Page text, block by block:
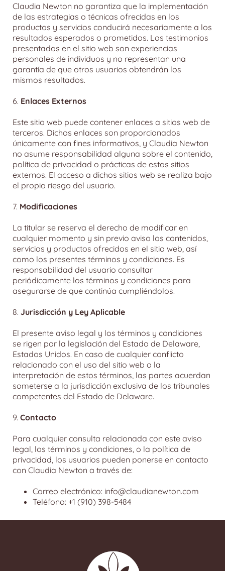
Claudia Newton no garantiza que la implementación
de las estrategias o técnicas ofrecidas en los
productos y servicios conducirá necesariamente a los
resultados esperados o prometidos. Los testimonios
presentados en el sitio web son experiencias
personales de individuos y no representan una
garantía de que otros usuarios obtendrán los
mismos resultados.
6. Enlaces Externos
Este sitio web puede contener enlaces a sitios web de
terceros. Dichos enlaces son proporcionados
únicamente con fines informativos, y Claudia Newton
no asume responsabilidad alguna sobre el contenido,
política de privacidad o prácticas de estos sitios
externos. El acceso a dichos sitios web se realiza bajo
el propio riesgo del usuario.
7. Modificaciones
La titular se reserva el derecho de modificar en
cualquier momento y sin previo aviso los contenidos,
servicios y productos ofrecidos en el sitio web, así
como los presentes términos y condiciones. Es
responsabilidad del usuario consultar
periódicamente los términos y condiciones para
asegurarse de que continúa cumpliéndolos.
8. Jurisdicción y Ley Aplicable
El presente aviso legal y los términos y condiciones
se rigen por la legislación del Estado de Delaware,
Estados Unidos. En caso de cualquier conflicto
relacionado con el uso del sitio web o la
interpretación de estos términos, las partes acuerdan
someterse a la jurisdicción exclusiva de los tribunales
competentes del Estado de Delaware.
9. Contacto
Para cualquier consulta relacionada con este aviso
legal, los términos y condiciones, o la política de
privacidad, los usuarios pueden ponerse en contacto
con Claudia Newton a través de:
Correo electrónico: info@claudianewton.com
Teléfono: +1 (910) 398-5484